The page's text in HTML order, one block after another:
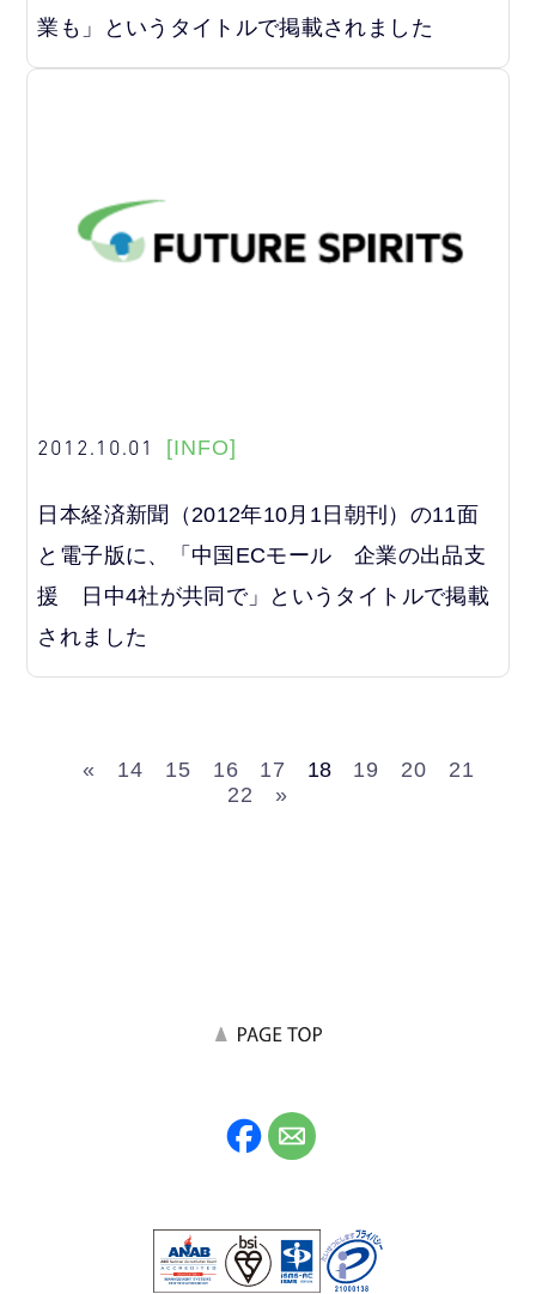
業も」というタイトルで掲載されました
2012.10.01 [INFO]
日本経済新聞（2012年10月1日朝刊）の11面
と電子版に、「中国ECモール 企業の出品支
援 日中4社が共同で」というタイトルで掲載
されました
« 14 15 16 17 18 19 20
21
22
»